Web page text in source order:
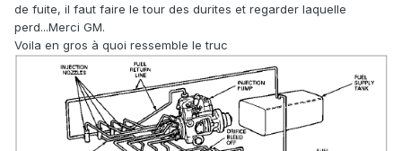
de fuite, il faut faire le tour des durites et regarder laquelle
perd...Merci GM.
Voila en gros à quoi ressemble le truc